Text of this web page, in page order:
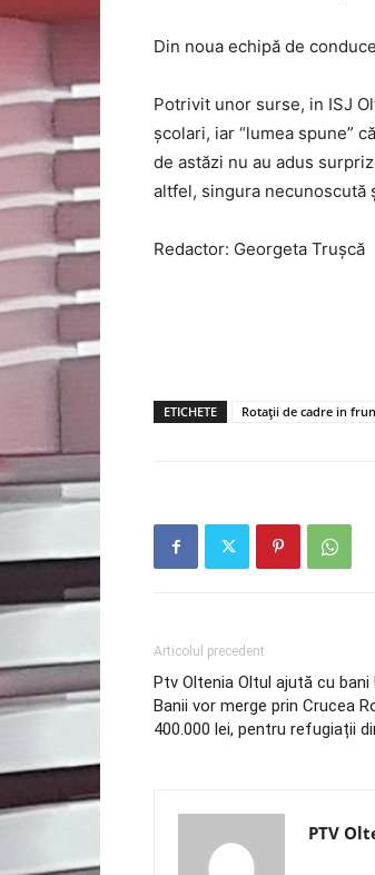
Din noua echipă de
Potrivit unor surse, in ISJ
școlari, iar “lumea spune”
de astăzi nu au adus
altfel, singura necunoscută
Redactor: Georgeta Truşcă
ETICHETE Rotații de cadre in
Articolul precedent
Ptv Oltenia Oltul ajută cu bani
Banii vor merge prin Crucea
400.000 lei, pentru refugiații
PTV